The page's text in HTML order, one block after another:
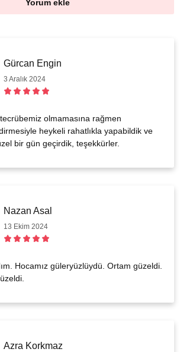
Yorum ekle
Gürcan Engin
3 Aralık 2024
olmamasına rağmen
heykeli rahatlıkla yapabildik ve
bir gün geçirdik, teşekkürler.
Nazan Asal
13 Ekim 2024
Hocamız güleryüzlüydü. Ortam güzeldi.
Azra Korkmaz